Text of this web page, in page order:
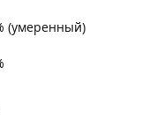
(умеренный)